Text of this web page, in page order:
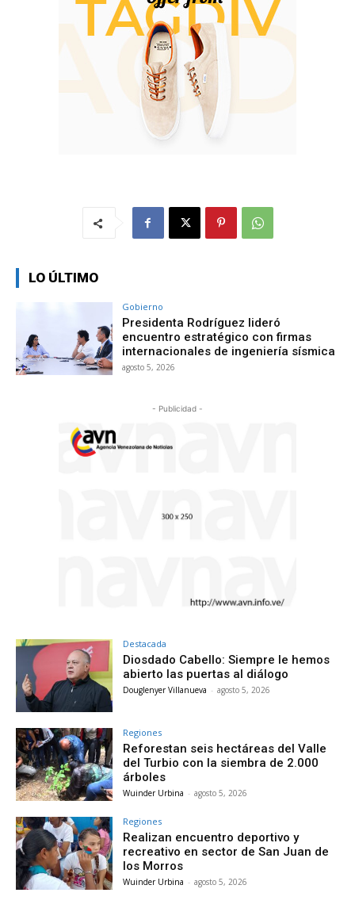
LO ÚLTIMO
Gobierno
Presidenta Rodríguez lideró
encuentro estratégico con firmas
internacionales de ingeniería sísmica
agosto 5, 2026
- Publicidad -
Destacada
Diosdado Cabello: Siempre le hemos
abierto las puertas al diálogo
Douglenyer Villanueva - agosto 5, 2026
Regiones
Reforestan seis hectáreas del Valle
del Turbio con la siembra de 2.000
árboles
Wuinder Urbina - agosto 5, 2026
Regiones
Realizan encuentro deportivo y
recreativo en sector de San Juan de
los Morros
Wuinder Urbina - agosto 5, 2026